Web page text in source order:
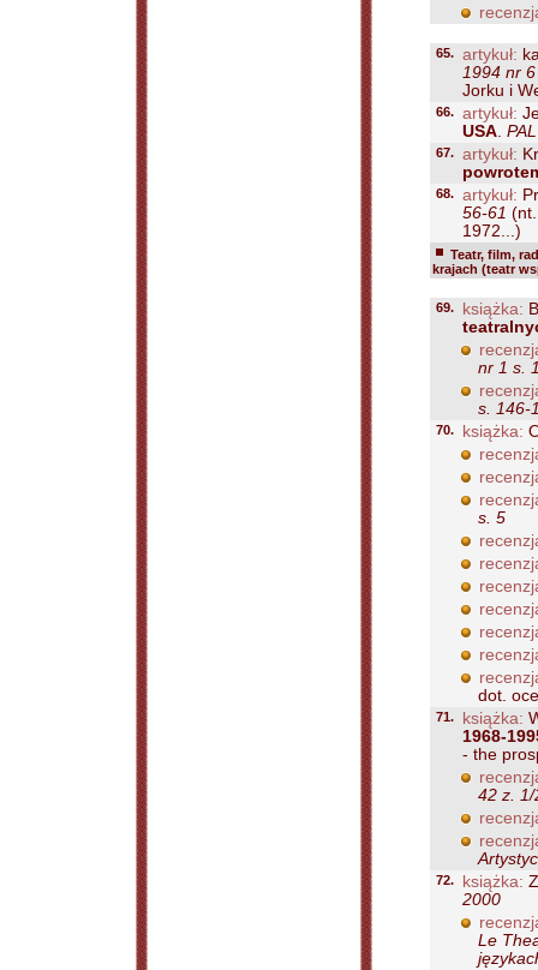
65. artykuł:
1994 nr
Jorku i
66. artykuł:
USA.
67. artykuł:
68. artykuł:
56-61
1972...)
Teatr, film,
krajach (teatr
69. książka:
nr 1 s.
s. 146-
70. książka:
s. 5
dot.
71. książka:
1968-
- the
42 z.
72. książka:
2000
Le